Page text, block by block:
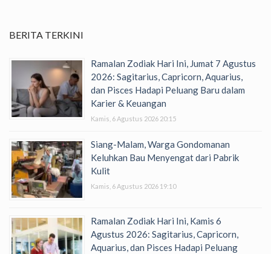
BERITA TERKINI
Ramalan Zodiak Hari Ini, Jumat 7 Agustus
2026: Sagitarius, Capricorn, Aquarius,
dan Pisces Hadapi Peluang Baru dalam
Karier & Keuangan
Kamis, 6 Agustus 2026 20:15
Siang-Malam, Warga Gondomanan
Keluhkan Bau Menyengat dari Pabrik
Kulit
Kamis, 6 Agustus 2026 19:10
Ramalan Zodiak Hari Ini, Kamis 6
Agustus 2026: Sagitarius, Capricorn,
Aquarius, dan Pisces Hadapi Peluang